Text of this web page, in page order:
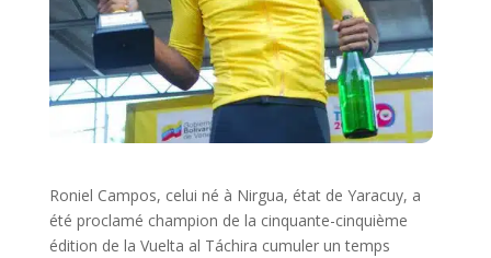
Roniel Campos, celui né à Nirgua, état de Yaracuy, a
été proclamé champion de la cinquante-cinquième
édition de la Vuelta al Táchira cumuler un temps